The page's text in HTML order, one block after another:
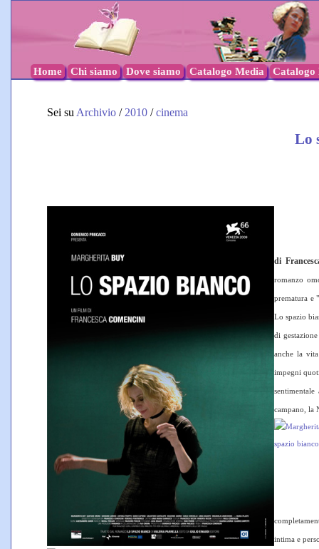
Home Chi siamo Dove siamo Catalogo Media Catalogo
Sei su Archivio / 2010 /cinema
Lo
di
romanzo
prematura e
Lo spazio
di
anche la
impegni
campano, la
intima e